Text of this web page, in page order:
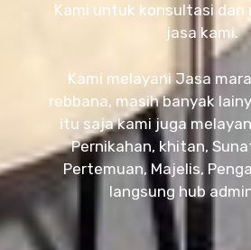
Kami untuk konsultasi dan
jasa kami.
Kami melayani Jasa
rebbana, masih banyak
itu saja kami juga
Pernikahan, khitan,
Pertemuan, Majelis,
langsung hub